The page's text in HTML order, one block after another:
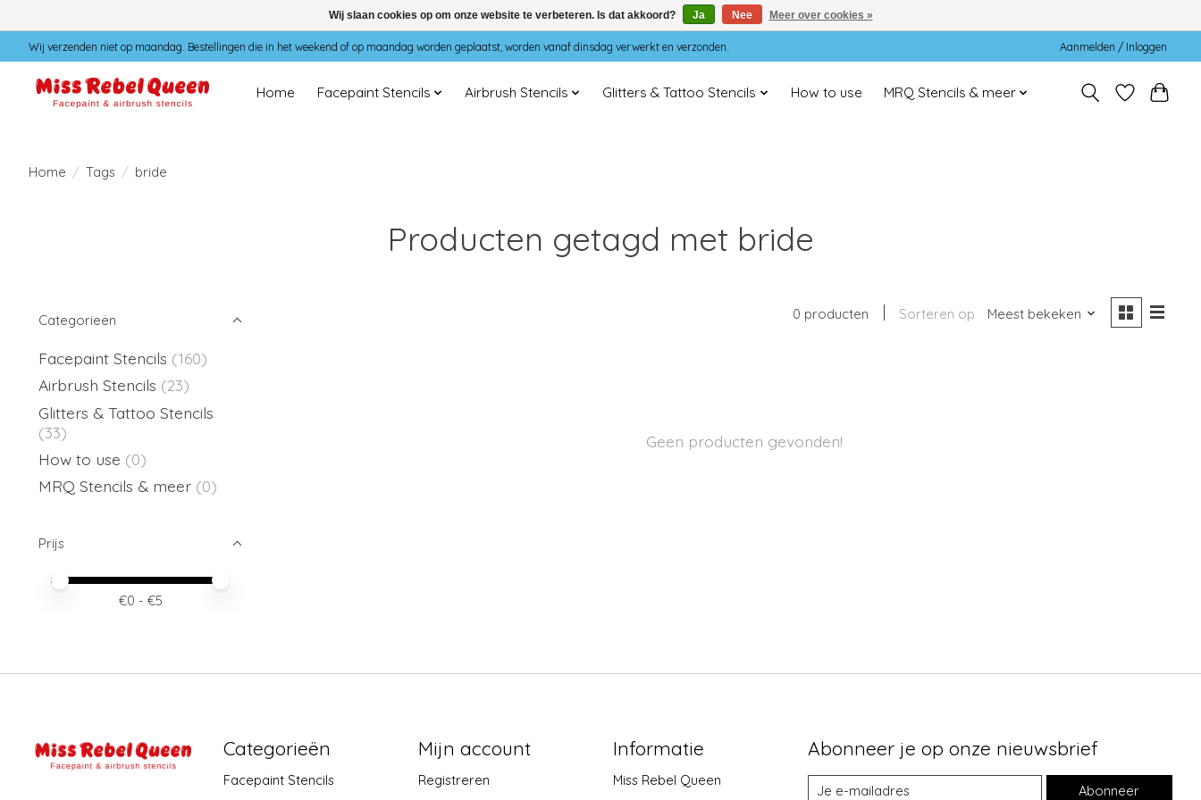
Wij verzenden niet op maandag. Bestellingen die in het weekend of op maandag worden geplaatst, worden vanaf dinsdag verwerkt en verzonden. Aanmelden / Inloggen
Home Facepaint Stencils Airbrush Stencils Glitters & Tattoo Stencils How to use MRQ Stencils & meer
Home / Tags / bride
Producten getagd met bride
Categorieën
Facepaint Stencils (160)
Airbrush Stencils (23)
Glitters & Tattoo Stencils
(33)
How to use (0)
MRQ Stencils & meer (0)
Prijs
Minimale prijswaarde
Price maximum value
€0 - €5
0 producten Sorteren op Meest bekeken
Geen producten gevonden!
Categorieën
Facepaint Stencils
Mijn account
Registreren
Informatie
Miss Rebel Queen
Abonneer je op onze nieuwsbrief
Abonneer
Wij slaan cookies op om onze website te verbeteren. Is dat akkoord? Ja Nee Meer over cookies »